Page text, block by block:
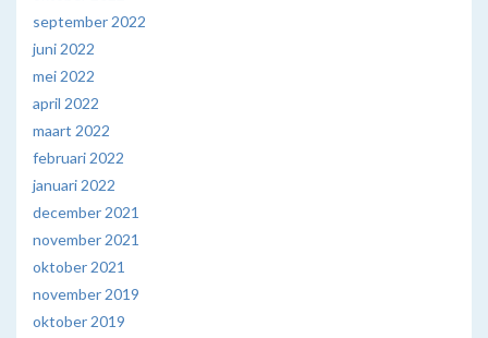
september 2022
juni 2022
mei 2022
april 2022
maart 2022
februari 2022
januari 2022
december 2021
november 2021
oktober 2021
november 2019
oktober 2019